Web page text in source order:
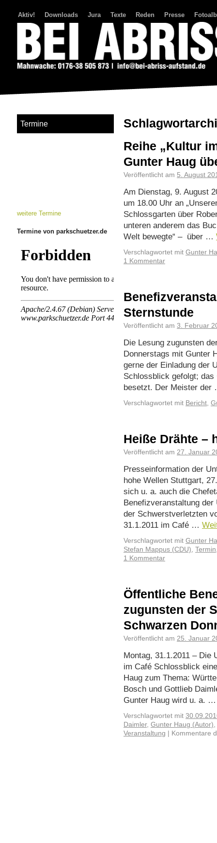
Aktiv! Downloads Jura Texte Reden Presse
Reihe „Kultur
Gunter Haug
Veröffentlicht am 5. August
Am Dienstag, 9. August
um 18.00 Uhr an
Schlossgarten über
unteren anderem das
Welt bewegte“ – über …
Verschlagwortet mit Gunter
1 Kommentar
Sternstunde
Veröffentlicht am 3. Februar
Die Lesung zugunsten
Donnerstags mit Gunter
gerne der Einladung der
Schlossblick gefolgt;
besetzt. Der Meister
Verschlagwortet mit Bericht,
Heiße Drähte –
Veröffentlicht am 27. Januar
Presseinformation der
hohe Wellen Stuttgart,
sich u. a. auch die
Benefizveranstaltung der
der Schwerstverletzten
31.1.2011 im Café …
Verschlagwortet mit Gunter
Stefan Mappus (CDU), Termin
1 Kommentar
Öffentliche
zugunsten der
Schwarzen
Veröffentlicht am 25. Januar
Montag, 31.1.2011 – Die
im Café Schlossblick
Haug zum Thema:
Bosch und Gottlieb
Gunter Haug wird u. a.
Verschlagwortet mit
Daimler, Gunter Haug (Autor),
Veranstaltung
Kommentare
Termine
weitere Termine
Termine von parkschuetzer.de